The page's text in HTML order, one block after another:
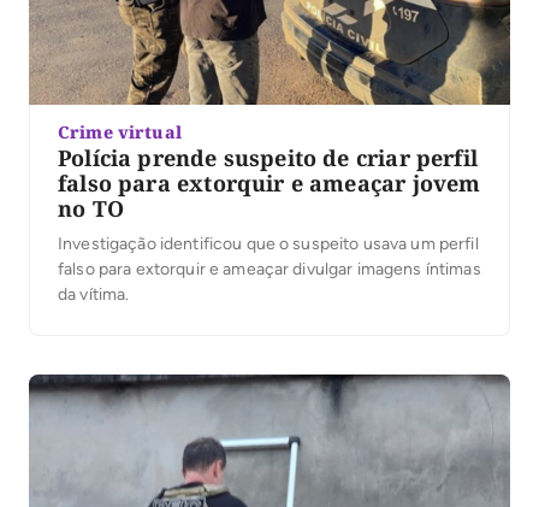
Crime virtual
Polícia prende suspeito de criar perfil
falso para extorquir e ameaçar jovem
no TO
Investigação identificou que o suspeito usava um perfil
falso para extorquir e ameaçar divulgar imagens íntimas
da vítima.